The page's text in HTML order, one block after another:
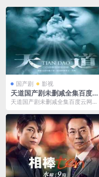
国产剧 影视
天道国产剧未删减全集百度云
网盘下载资源24集高清国语中
天道国产剧未删减全集百度云网盘
高清国语中字...